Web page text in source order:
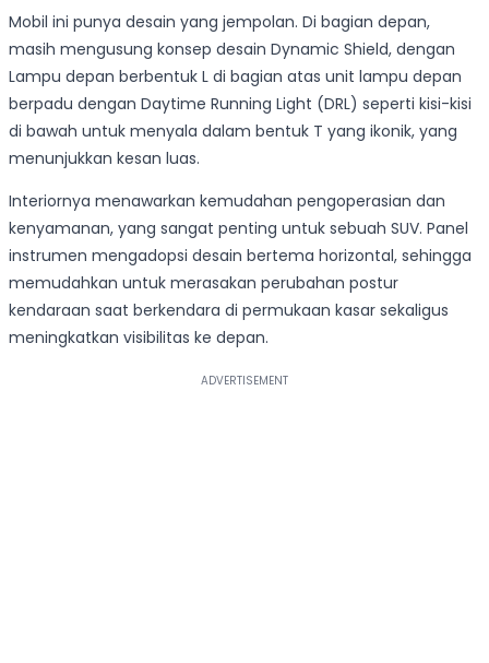
Mobil ini punya desain yang jempolan. Di bagian depan,
masih mengusung konsep desain Dynamic Shield, dengan
Lampu depan berbentuk L di bagian atas unit lampu depan
berpadu dengan Daytime Running Light (DRL) seperti kisi-kisi
di bawah untuk menyala dalam bentuk T yang ikonik, yang
menunjukkan kesan luas.
Interiornya menawarkan kemudahan pengoperasian dan
kenyamanan, yang sangat penting untuk sebuah SUV. Panel
instrumen mengadopsi desain bertema horizontal, sehingga
memudahkan untuk merasakan perubahan postur
kendaraan saat berkendara di permukaan kasar sekaligus
meningkatkan visibilitas ke depan.